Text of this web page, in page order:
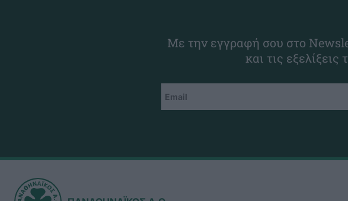
Με την εγγραφή σου στο
και τις